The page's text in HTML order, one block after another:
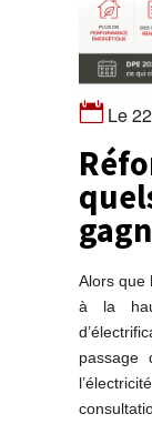
Le
Alors que
à la
passage